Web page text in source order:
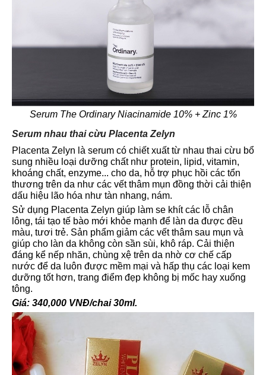
Serum The Ordinary Niacinamide 10% + Zinc 1%
Serum nhau thai cừu Placenta Zelyn
Placenta Zelyn là serum có chiết xuất từ nhau thai cừu bổ
sung nhiều loại dưỡng chất như protein, lipid, vitamin,
khoáng chất, enzyme... cho da, hỗ trợ phục hồi các tổn
thương trên da như các vết thâm mụn đồng thời cải thiện
dấu hiệu lão hóa như tàn nhang, nám.
Sử dụng Placenta Zelyn giúp làm se khít các lỗ chân
lông, tái tạo tế bào mới khỏe mạnh để làn da được đều
màu, tươi trẻ. Sản phẩm giảm các vết thâm sau mụn và
giúp cho làn da không còn sần sùi, khô ráp. Cải thiện
đáng kể nếp nhăn, chùng xệ trên da nhờ cơ chế cấp
nước để da luôn được mềm mại và hấp thụ các loại kem
dưỡng tốt hơn, trang điểm đẹp không bị mốc hay xuống
tông.
Giá: 340,000 VNĐ/chai 30ml.